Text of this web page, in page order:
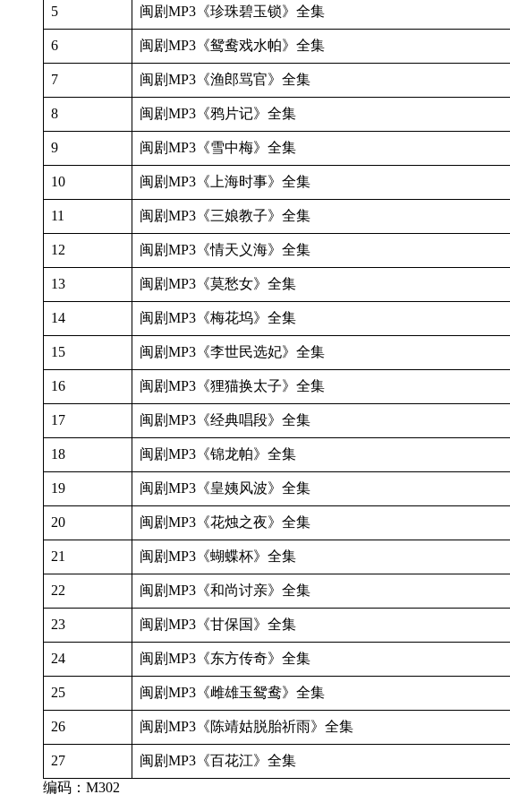
5 闽剧MP3《珍珠碧玉锁》全集
6 闽剧MP3《鸳鸯戏水帕》全集
7 闽剧MP3《渔郎骂官》全集
8 闽剧MP3《鸦片记》全集
9 闽剧MP3《雪中梅》全集
10 闽剧MP3《上海时事》全集
11 闽剧MP3《三娘教子》全集
12 闽剧MP3《情天义海》全集
13 闽剧MP3《莫愁女》全集
14 闽剧MP3《梅花坞》全集
15 闽剧MP3《李世民选妃》全集
16 闽剧MP3《狸猫换太子》全集
17 闽剧MP3《经典唱段》全集
18 闽剧MP3《锦龙帕》全集
19 闽剧MP3《皇姨风波》全集
20 闽剧MP3《花烛之夜》全集
21 闽剧MP3《蝴蝶杯》全集
22 闽剧MP3《和尚讨亲》全集
23 闽剧MP3《甘保国》全集
24 闽剧MP3《东方传奇》全集
25 闽剧MP3《雌雄玉鸳鸯》全集
26 闽剧MP3《陈靖姑脱胎祈雨》全集
27 闽剧MP3《百花江》全集
编码：M302